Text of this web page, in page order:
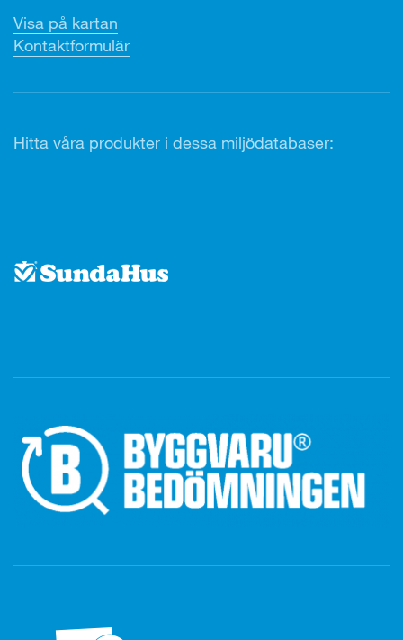
Visa på kartan
Kontaktformulär
Hitta våra produkter i dessa miljödatabaser: